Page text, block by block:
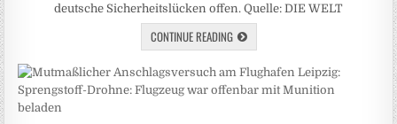
deutsche Sicherheitslücken offen. Quelle: DIE WELT
CONTINUE READING